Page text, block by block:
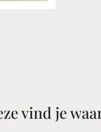
vind je